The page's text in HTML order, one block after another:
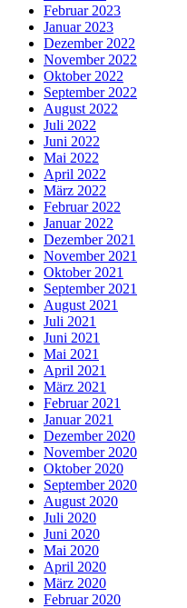
Februar 2023
Januar 2023
Dezember 2022
November 2022
Oktober 2022
September 2022
August 2022
Juli 2022
Juni 2022
Mai 2022
April 2022
März 2022
Februar 2022
Januar 2022
Dezember 2021
November 2021
Oktober 2021
September 2021
August 2021
Juli 2021
Juni 2021
Mai 2021
April 2021
März 2021
Februar 2021
Januar 2021
Dezember 2020
November 2020
Oktober 2020
September 2020
August 2020
Juli 2020
Juni 2020
Mai 2020
April 2020
März 2020
Februar 2020